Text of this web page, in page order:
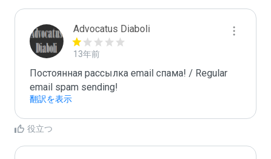
Advocatus Diaboli
13年前
Постоянная рассылка email спама! / Regular
email spam sending!
翻訳を表示
役立つ